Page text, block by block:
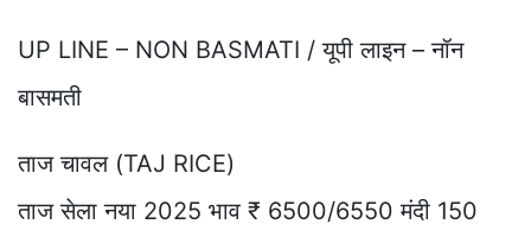
UP LINE – NON BASMATI / यूपी लाइन – नॉन
बासमती
ताज चावल (TAJ RICE)
ताज सेला नया 2025 भाव ₹ 6500/6550 मंदी 150